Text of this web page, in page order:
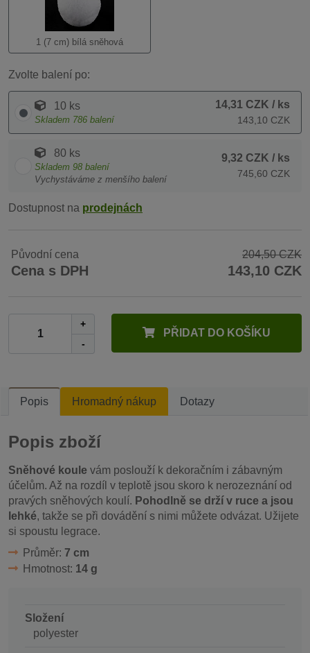
1 (7 cm) bílá sněhová
Zvolte balení po:
10 ks
Skladem 786 balení
14,31 CZK / ks
143,10 CZK
80 ks
Skladem 98 balení
Vychystáváme z menšího balení
9,32 CZK / ks
745,60 CZK
Dostupnost na prodejnách
Původní cena 204,50 CZK
Cena s DPH 143,10 CZK
+
-
PŘIDAT DO KOŠÍKU
Popis Hromadný nákup Dotazy
Popis zboží
Sněhové koule vám poslouží k dekoračním i zábavným
účelům. Až na rozdíl v teplotě jsou skoro k nerozeznání od
pravých sněhových koulí. Pohodlně se drží v ruce a jsou
lehké, takže se při dovádění s nimi můžete odvázat. Užijete
si spoustu legrace.
Průměr: 7 cm
Hmotnost: 14 g
Složení
polyester